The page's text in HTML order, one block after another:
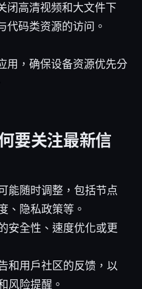
闭高清视频和大文件下
代码类资源的访问。
用，确保设备资源优先分
要关注最新信
能随时调整，包括节点
、隐私政策等。
安全性、速度优化或更
和用户社区的反馈，以
风险提醒。